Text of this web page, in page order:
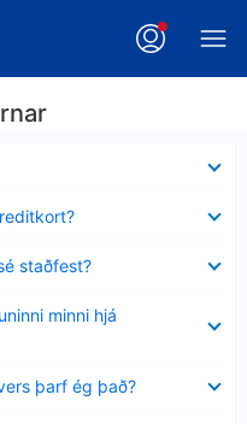
staðfest?
minni hjá
þarf ég það?